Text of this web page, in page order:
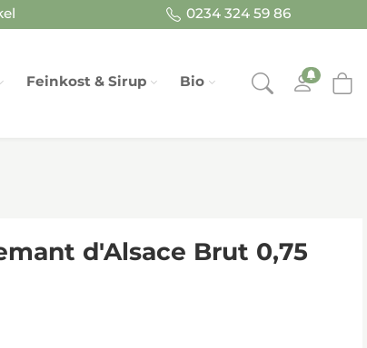
0234 324 59 86
Feinkost & Sirup Bio
d'Alsace Brut 0,75